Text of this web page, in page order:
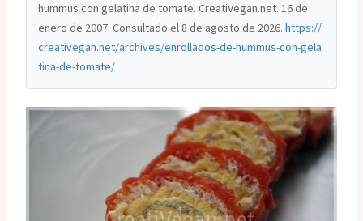
hummus con gelatina de tomate. CreatiVegan.net. 16 de
enero de 2007. Consultado el 8 de agosto de 2026.https://
creativegan.net/archives/enrollados-de-hummus-con-gela
tina-de-tomate/